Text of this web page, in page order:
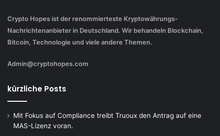
Crypto Hopes ist der renommierteste Kryptowährungs-
Nachrichtenanbieter in Deutschland. Wir behandeln Blockchain,
Bitcoin, Technologie und viele andere Themen.
Admin@cryptohopes.com
kürzliche Posts
Mit Fokus auf Compliance treibt Truoux den Antrag auf eine
MAS-Lizenz voran.